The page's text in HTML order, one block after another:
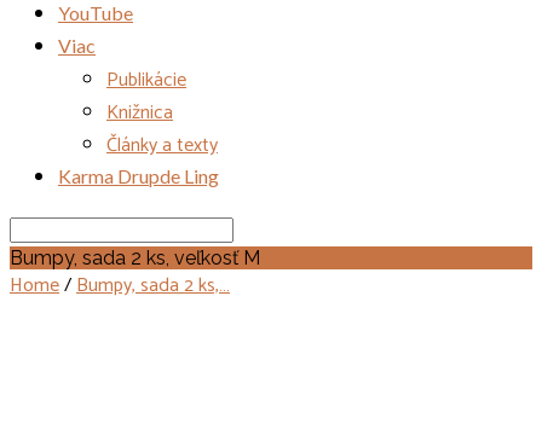
YouTube
Viac
Publikácie
Knižnica
Články a texty
Karma Drupde Ling
Search
Bumpy, sada 2 ks, veľkosť M
Home/Bumpy, sada 2 ks,…